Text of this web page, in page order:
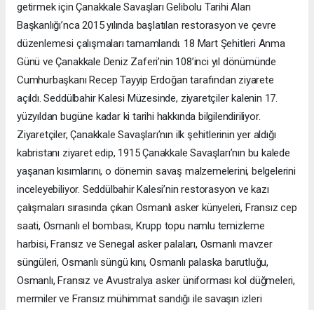
getirmek için Çanakkale Savaşları Gelibolu Tarihi Alan
Başkanlığı’nca 2015 yılında başlatılan restorasyon ve çevre
düzenlemesi çalışmaları tamamlandı. 18 Mart Şehitleri Anma
Günü ve Çanakkale Deniz Zaferi’nin 108’inci yıl dönümünde
Cumhurbaşkanı Recep Tayyip Erdoğan tarafından ziyarete
açıldı. Seddülbahir Kalesi Müzesinde, ziyaretçiler kalenin 17.
yüzyıldan bugüne kadar ki tarihi hakkında bilgilendiriliyor.
Ziyaretçiler, Çanakkale Savaşları’nın ilk şehitlerinin yer aldığı
kabristanı ziyaret edip, 1915 Çanakkale Savaşları’nın bu kalede
yaşanan kısımlarını, o dönemin savaş malzemelerini, belgelerini
inceleyebiliyor. Seddülbahir Kalesi’nin restorasyon ve kazı
çalışmaları sırasında çıkan Osmanlı asker künyeleri, Fransız cep
saati, Osmanlı el bombası, Krupp topu namlu temizleme
harbisi, Fransız ve Senegal asker palaları, Osmanlı mavzer
süngüleri, Osmanlı süngü kını, Osmanlı palaska barutluğu,
Osmanlı, Fransız ve Avustralya asker üniforması kol düğmeleri,
mermiler ve Fransız mühimmat sandığı ile savaşın izleri